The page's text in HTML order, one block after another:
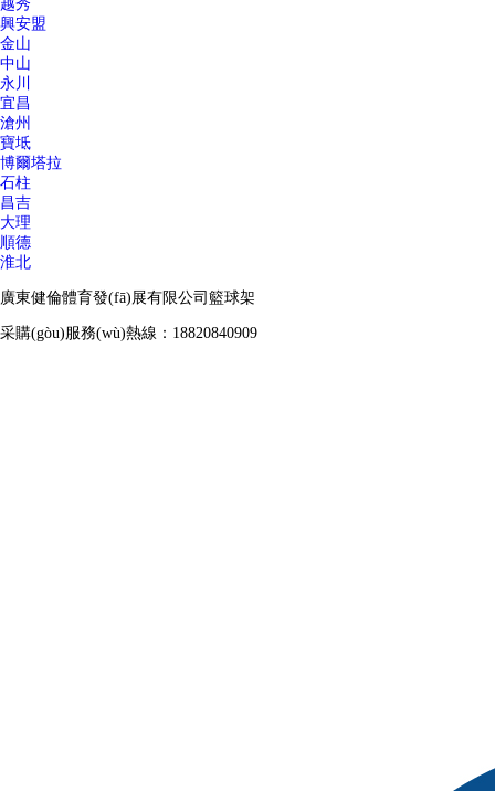
越秀
興安盟
金山
中山
永川
宜昌
滄州
寶坻
博爾塔拉
石柱
昌吉
大理
順德
淮北
廣東健倫體育發(fā)展有限公司籃球架
采購(gòu)服務(wù)熱線：18820840909